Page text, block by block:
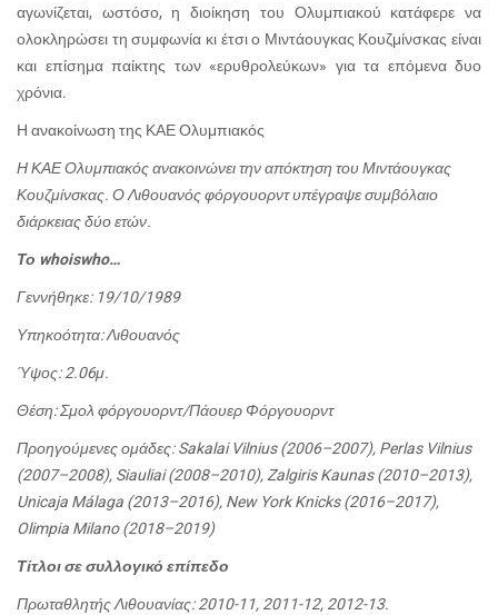
αγωνίζεται, ωστόσο, η διοίκηση του Ολυμπιακού κατάφερε να
ολοκληρώσει τη συμφωνία κι έτσι ο Μιντάουγκας Κουζμίνσκας είναι
και επίσημα παίκτης των «ερυθρολεύκων» για τα επόμενα δυο
χρόνια.
Η ανακοίνωση της ΚΑΕ Ολυμπιακός
Η ΚΑΕ Ολυμπιακός ανακοινώνει την απόκτηση του Μιντάουγκας
Κουζμίνσκας. Ο Λιθουανός φόργουορντ υπέγραψε συμβόλαιο
διάρκειας δύο ετών.
Το whoiswho…
Γεννήθηκε: 19/10/1989
Υπηκοότητα: Λιθουανός
Ύψος: 2.06μ.
Θέση: Σμολ φόργουορντ/Πάουερ Φόργουορντ
Προηγούμενες ομάδες: Sakalai Vilnius (2006–2007), Perlas Vilnius
(2007–2008), Siauliai (2008–2010), Zalgiris Kaunas (2010–2013),
Unicaja Málaga (2013–2016), New York Knicks (2016–2017),
Olimpia Milano (2018–2019)
Τίτλοι σε συλλογικό επίπεδο
Πρωταθλητής Λιθουανίας: 2010-11, 2011-12, 2012-13.